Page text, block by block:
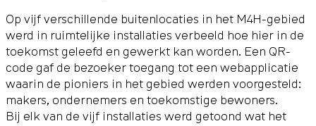
Op vijf verschillende buitenlocaties in het M4H-gebied
werd in ruimtelijke installaties verbeeld hoe hier in de
toekomst geleefd en gewerkt kan worden. Een QR-
code gaf de bezoeker toegang tot een webapplicatie
waarin de pioniers in het gebied werden voorgesteld:
makers, ondernemers en toekomstige bewoners.
Bij elk van de vijf installaties werd getoond wat het